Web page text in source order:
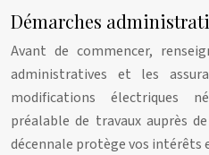
Démarches
Avant de commencer,
administratives et les
modifications électriques
préalable de travaux auprès
décennale protège vos intérêts